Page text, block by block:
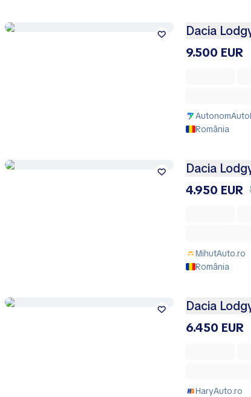
Dacia
9.500 EUR
România
Dacia
4.950 EUR
MihutAuto.ro
România
Dacia
6.450 EUR
HaryAuto.ro